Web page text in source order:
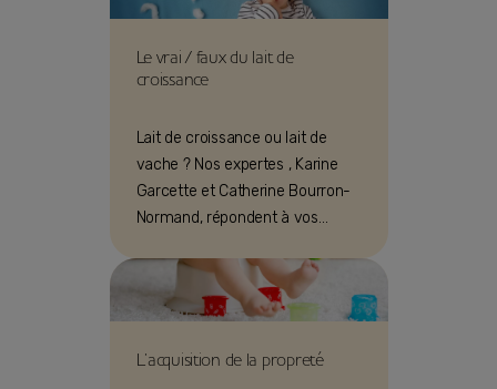
Le vrai / faux du lait de
croissance
Lait de croissance ou lait de
vache ? Nos expertes , Karine
Garcette et Catherine Bourron-
Normand, répondent à vos
croissance*.
L’acquisition de la propreté